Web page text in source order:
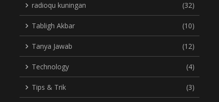
radioqu kuningan (32)
Tabligh Akbar (10)
Tanya Jawab (12)
Technology (4)
Tips & Trik (3)